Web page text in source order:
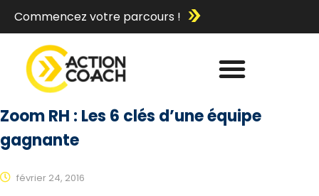
Commencez votre parcours !
Zoom RH : Les 6 clés d’une équipe
gagnante
février 24, 2016